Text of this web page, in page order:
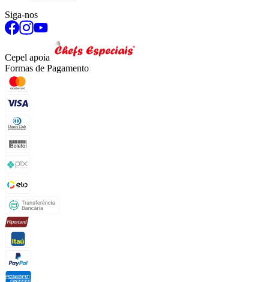
Siga-nos
Cepel apoia
Formas de Pagamento